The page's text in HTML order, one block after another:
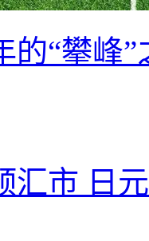
的“攀峰
汇市 日